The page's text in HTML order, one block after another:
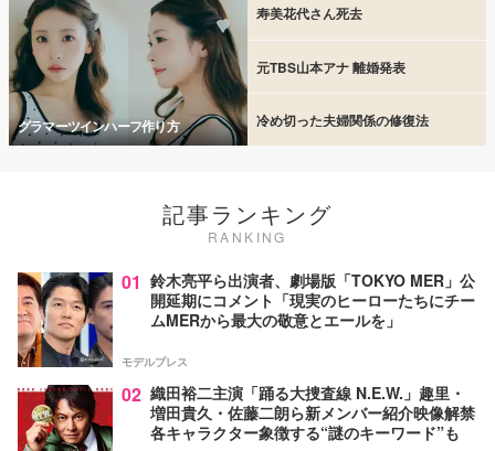
グラマーツインハーフ作り方
寿美花代さん死去
元TBS山本アナ 離婚発表
冷め切った夫婦関係の修復法
記事ランキング
RANKING
01 鈴木亮平ら出演者、劇場版「TOKYO MER」公
開延期にコメント「現実のヒーローたちにチー
ムMERから最大の敬意とエールを」
モデルプレス
02 織田裕二主演「踊る大捜査線 N.E.W.」趣里・
増田貴久・佐藤二朗ら新メンバー紹介映像解禁
各キャラクター象徴する“謎のキーワード”も